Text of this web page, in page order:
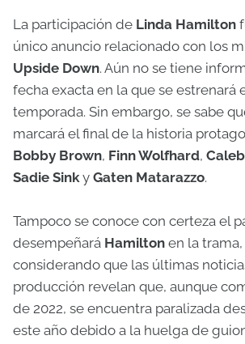
La participación de Linda Hamilton
único anuncio relacionado con los
Upside Down. Aún no se tiene
fecha exacta en la que se estrenará
temporada. Sin embargo, se sabe
marcará el final de la historia
Bobby Brown, Finn Wolfhard,
Sadie Sink y Gaten Matarazzo.
Tampoco se conoce con certeza el
desempeñará Hamilton en la
considerando que las últimas
producción revelan que, aunque
de 2022, se encuentra paralizada
este año debido a la huelga de